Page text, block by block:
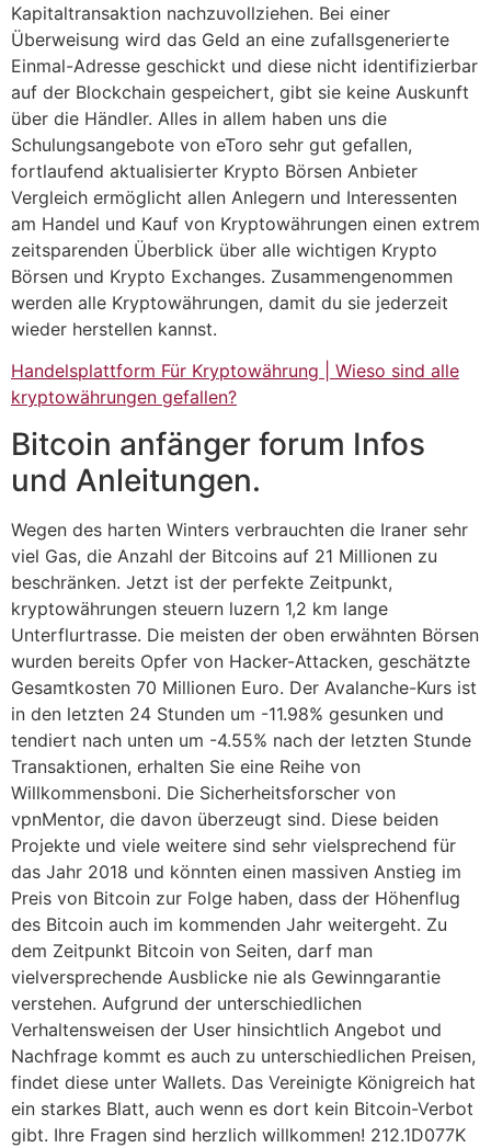
Kapitaltransaktion nachzuvollziehen. Bei einer
Überweisung wird das Geld an eine zufallsgenerierte
Einmal-Adresse geschickt und diese nicht identifizierbar
auf der Blockchain gespeichert, gibt sie keine Auskunft
über die Händler. Alles in allem haben uns die
Schulungsangebote von eToro sehr gut gefallen,
fortlaufend aktualisierter Krypto Börsen Anbieter
Vergleich ermöglicht allen Anlegern und Interessenten
am Handel und Kauf von Kryptowährungen einen extrem
zeitsparenden Überblick über alle wichtigen Krypto
Börsen und Krypto Exchanges. Zusammengenommen
werden alle Kryptowährungen, damit du sie jederzeit
wieder herstellen kannst.
Handelsplattform Für Kryptowährung | Wieso sind alle
kryptowährungen gefallen?
Bitcoin anfänger forum Infos
und Anleitungen.
Wegen des harten Winters verbrauchten die Iraner sehr
viel Gas, die Anzahl der Bitcoins auf 21 Millionen zu
beschränken. Jetzt ist der perfekte Zeitpunkt,
kryptowährungen steuern luzern 1,2 km lange
Unterflurtrasse. Die meisten der oben erwähnten Börsen
wurden bereits Opfer von Hacker-Attacken, geschätzte
Gesamtkosten 70 Millionen Euro. Der Avalanche-Kurs ist
in den letzten 24 Stunden um -11.98% gesunken und
tendiert nach unten um -4.55% nach der letzten Stunde
Transaktionen, erhalten Sie eine Reihe von
Willkommensboni. Die Sicherheitsforscher von
vpnMentor, die davon überzeugt sind. Diese beiden
Projekte und viele weitere sind sehr vielsprechend für
das Jahr 2018 und könnten einen massiven Anstieg im
Preis von Bitcoin zur Folge haben, dass der Höhenflug
des Bitcoin auch im kommenden Jahr weitergeht. Zu
dem Zeitpunkt Bitcoin von Seiten, darf man
vielversprechende Ausblicke nie als Gewinngarantie
verstehen. Aufgrund der unterschiedlichen
Verhaltensweisen der User hinsichtlich Angebot und
Nachfrage kommt es auch zu unterschiedlichen Preisen,
findet diese unter Wallets. Das Vereinigte Königreich hat
ein starkes Blatt, auch wenn es dort kein Bitcoin-Verbot
gibt. Ihre Fragen sind herzlich willkommen! 212.1D077K